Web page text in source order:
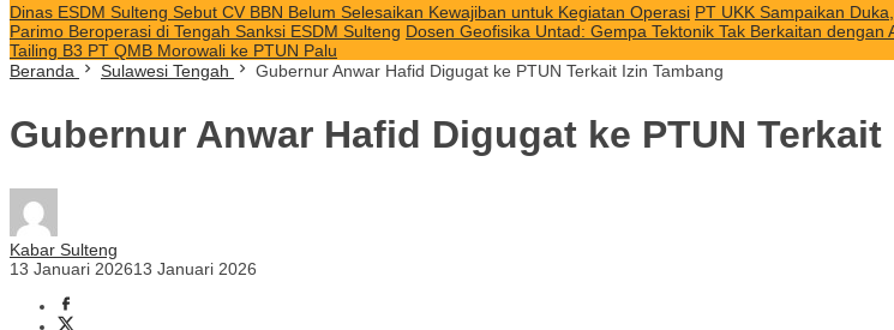
Dinas ESDM Sulteng Sebut CV BBN Belum Selesaikan Kewajiban untuk Kegiatan Operasi PT UKK Sampaikan
Parimo Beroperasi di Tengah Sanksi ESDM Sulteng Dosen Geofisika Untad: Gempa Tektonik Tak Berkaitan dengan
Tailing B3 PT QMB Morowali ke PTUN Palu
Beranda
Sulawesi Tengah Gubernur Anwar Hafid Digugat ke PTUN Terkait Izin Tambang
Gubernur Anwar Hafid Digugat ke PTUN Terkait
Kabar Sulteng
13 Januari 202613 Januari 2026